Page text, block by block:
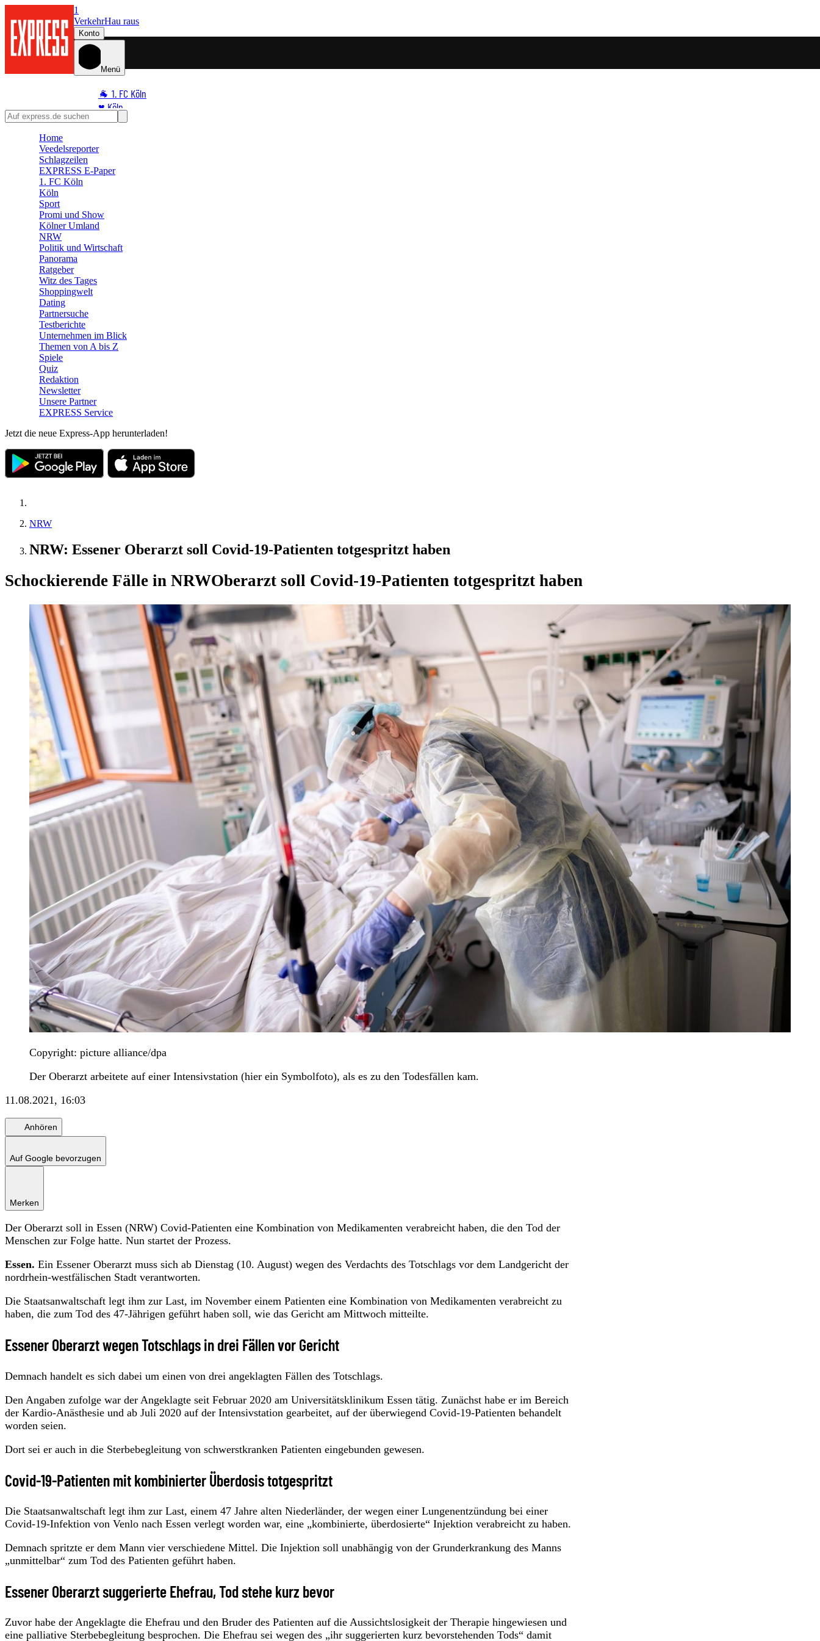
1
VerkehrHau raus
Konto
Menü
🐐 1. FC Köln
♥️ Köln
⭐ Promi
🛒 Shoppingwelt
🧩 Spiele
Home
Veedelsreporter
Schlagzeilen
EXPRESS E-Paper
1. FC Köln
Köln
Sport
Promi und Show
Kölner Umland
NRW
Politik und Wirtschaft
Panorama
Ratgeber
Witz des Tages
Shoppingwelt
Dating
Partnersuche
Testberichte
Unternehmen im Blick
Themen von A bis Z
Spiele
Quiz
Redaktion
Newsletter
Unsere Partner
EXPRESS Service
Jetzt die neue Express-App herunterladen!
NRW
NRW: Essener Oberarzt soll Covid-19-Patienten totgespritzt haben
Schockierende Fälle in NRWOberarzt soll Covid-19-Patienten totgespritzt haben
Copyright: picture alliance/dpa
Der Oberarzt arbeitete auf einer Intensivstation (hier ein Symbolfoto), als es zu den Todesfällen kam.
11.08.2021, 16:03
Anhören
Auf Google bevorzugen
Merken
Der Oberarzt soll in Essen (NRW) Covid-Patienten eine Kombination von Medikamenten verabreicht haben, die den Tod der
Menschen zur Folge hatte. Nun startet der Prozess.
Essen. Ein Essener Oberarzt muss sich ab Dienstag (10. August) wegen des Verdachts des Totschlags vor dem Landgericht der
nordrhein-westfälischen Stadt verantworten.
Die Staatsanwaltschaft legt ihm zur Last, im November einem Patienten eine Kombination von Medikamenten verabreicht zu
haben, die zum Tod des 47-Jährigen geführt haben soll, wie das Gericht am Mittwoch mitteilte.
Essener Oberarzt wegen Totschlags in drei Fällen vor Gericht
Demnach handelt es sich dabei um einen von drei angeklagten Fällen des Totschlags.
Den Angaben zufolge war der Angeklagte seit Februar 2020 am Universitätsklinikum Essen tätig. Zunächst habe er im Bereich
der Kardio-Anästhesie und ab Juli 2020 auf der Intensivstation gearbeitet, auf der überwiegend Covid-19-Patienten behandelt
worden seien.
Dort sei er auch in die Sterbebegleitung von schwerstkranken Patienten eingebunden gewesen.
Covid-19-Patienten mit kombinierter Überdosis totgespritzt
Die Staatsanwaltschaft legt ihm zur Last, einem 47 Jahre alten Niederländer, der wegen einer Lungenentzündung bei einer
Covid-19-Infektion von Venlo nach Essen verlegt worden war, eine „kombinierte, überdosierte“ Injektion verabreicht zu haben.
Demnach spritzte er dem Mann vier verschiedene Mittel. Die Injektion soll unabhängig von der Grunderkrankung des Manns
„unmittelbar“ zum Tod des Patienten geführt haben.
Essener Oberarzt suggerierte Ehefrau, Tod stehe kurz bevor
Zuvor habe der Angeklagte die Ehefrau und den Bruder des Patienten auf die Aussichtslosigkeit der Therapie hingewiesen und
eine palliative Sterbebegleitung besprochen. Die Ehefrau sei wegen des „ihr suggerierten kurz bevorstehenden Tods“ damit